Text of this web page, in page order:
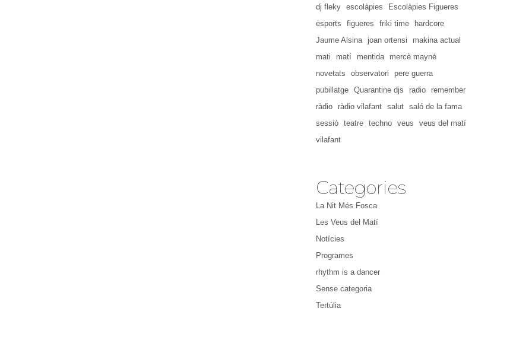
dj fleky
escolàpies
Escolàpies Figueres
esports
figueres friki time
hardcore
Jaume Alsina
joan ortensi
makina actual
mati
matí mentida
mercè mayné
novetats
observatori
pere guerra
pubillatge
Quarantine djs radio
remember
ràdio
ràdio vilafant salut
saló de la fama
sessió
teatre techno veus
veus del matí
vilafant
Categories
La Nit Més Fosca
Les Veus del Matí
Notícies
Programes
rhythm is a dancer
Sense categoria
Tertúlia